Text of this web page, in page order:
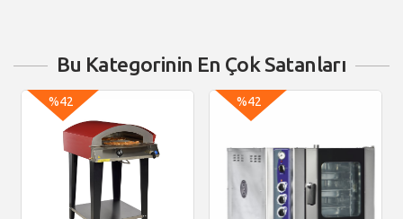
Bu Kategorinin En Çok Satanları
%42 %42